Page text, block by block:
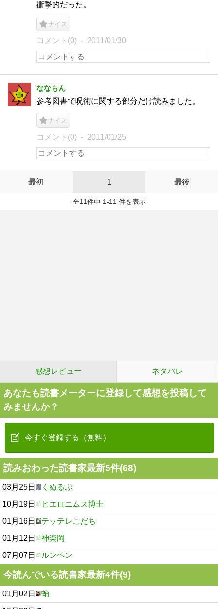
衝撃的だった。
ナイス
コメント(0) 2011/01/30
ななもん
参考図書で呪術に関する部分だけ読みました。
ナイス
コメント(0) 2011/01/25
最初 1 最後
全11件中 1-11 件を表示
感想レビュー ネタバレ
あなたも読書メーターに登録して感想を投稿して
みませんか？
今すぐ登録する（無料）
読みおわった読書家最新5件(68)
03月25日 くぬるぷ
10月19日 ヒエロニムス博士
01月16日 テッテレこだち
01月12日 神楽岡
07月07日 ルンペン
今読んでいる読書家最新4件(9)
01月02日 蛸